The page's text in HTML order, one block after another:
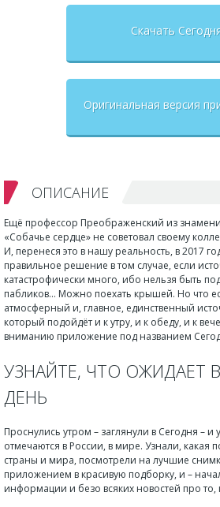
Скачать
Оригинальная версия
ОПИСАНИЕ
Ещё профессор Преображенский из
«Собачье сердце» не советовал своему
И, перенеся это в нашу реальность, в 2017
правильное решение в том случае, если
катастрофически много, ибо нельзя быть
пабликов… Можно поехать крышей. Но что
атмосферный и, главное, единственный
который подойдёт и к утру, и к обеду, и к
вниманию приложение под названием
УЗНАЙТЕ, ЧТО ОЖИДАЕТ
ДЕНЬ
Проснулись утром – заглянули в Сегодня – и
отмечаются в России, в мире. Узнали, какая
страны и мира, посмотрели на лучшие
приложением в красивую подборку, и –
информации и безо всяких новостей про то,